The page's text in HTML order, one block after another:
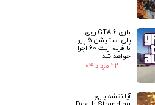
بازی GTA 6 روی
پلی استیشن 5 پرو
با فریم ریت 60 اجرا
خواهد شد
۲۲ مرداد ۰۴
آیا نقشه بازی